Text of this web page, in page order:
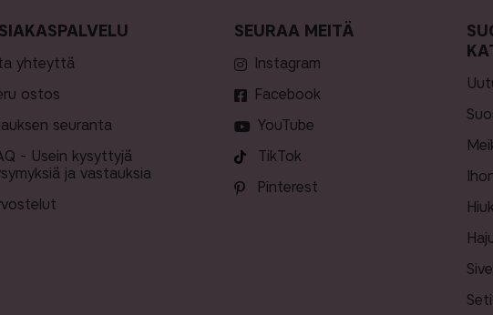
yhteyttä
ostos
seuranta
- Usein kysyttyjä
ja vastauksia
SEURAA MEITÄ
Instagram
Facebook
YouTube
TikTok
Pinterest